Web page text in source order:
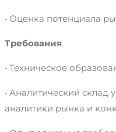
• Оценка потенциала
Требования
• Техническое
• Аналитический склад
аналитики рынка и